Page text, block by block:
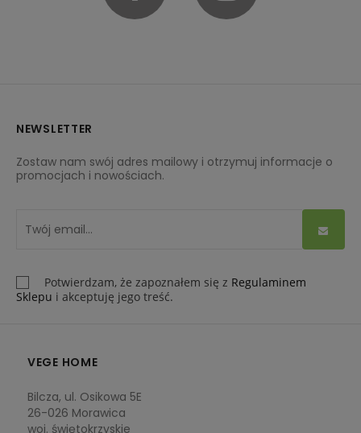
spokojnym śnie najmłodszych. Delikatne tkaniny
stanowią odpowiedź na potrzeby świadomych rodziców –
zapewniają odpowiednie warunki do wypoczynku każdej
nocy. Wysokiej jakości materiały użyte do produkcji dają
NEWSLETTER
Zostaw nam swój adres mailowy i otrzymuj informacje o
promocjach i nowościach.
Potwierdzam, że zapoznałem się z Regulaminem
Sklepu i akceptuję jego treść.
VEGE HOME
Bilcza, ul. Osikowa 5E
26-026 Morawica
woj. świętokrzyskie